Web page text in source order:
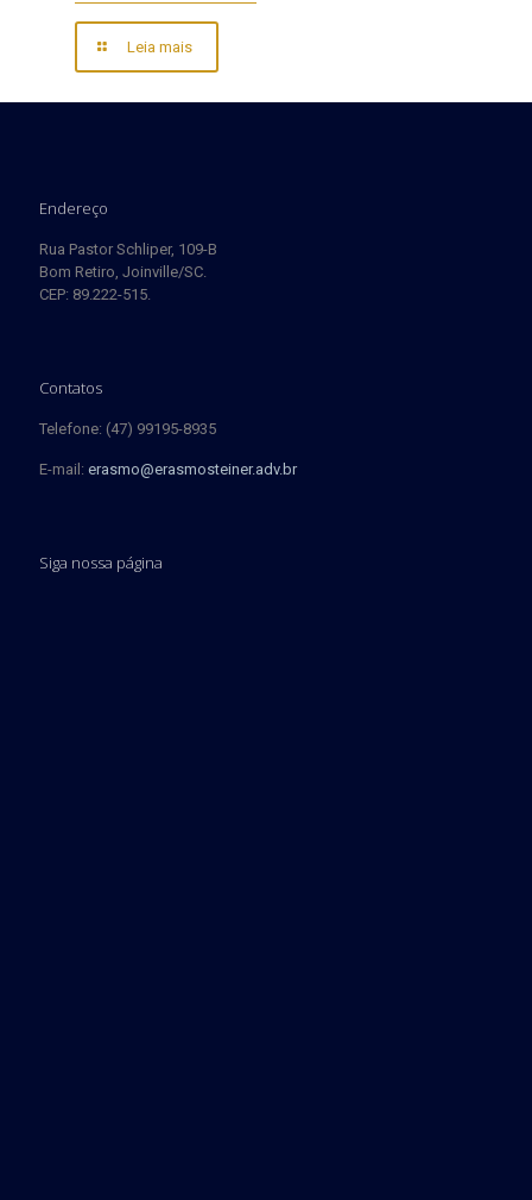
Leia mais
Endereço
Rua Pastor Schliper, 109-B
Bom Retiro, Joinville/SC.
CEP: 89.222-515.
Contatos
Telefone: (47) 99195-8935
E-mail: erasmo@erasmosteiner.adv.br
Siga nossa página